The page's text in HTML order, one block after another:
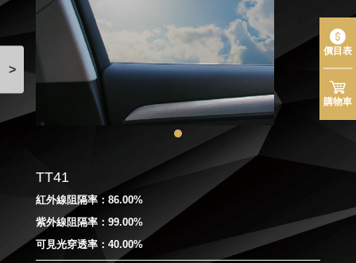
>
TT41
紅外線阻隔率：86.00%
紫外線阻隔率：99.00%
可見光穿透率：40.00%
價目表
購物車